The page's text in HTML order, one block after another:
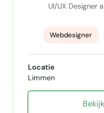
UI/UX Designer
Webdesigner
Locatie
Limmen